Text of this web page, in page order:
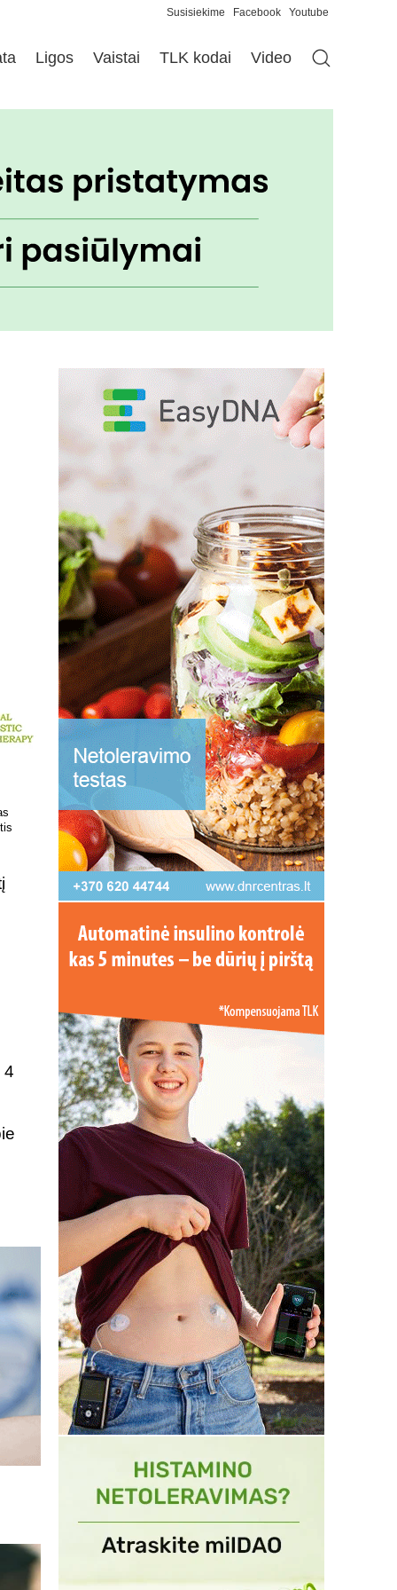
Susisiekime Facebook Youtube
Ligos Vaistai TLK kodai Video
DNR
Patrauklesnė vieta tyrimams
atlikti!
4